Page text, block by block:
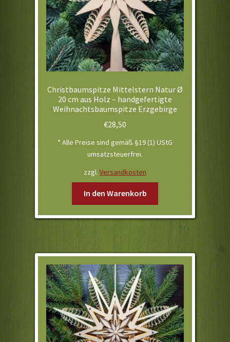
Über uns
Vertrag widerrufen
Warenkorb
Zahlung und Versand
Christbaumspitze Mittelstern Natur Ø
20 cm aus Holz – handgefertigte
Weihnachtsbaumspitze Erzgebirge
€28,50
* Alle Preise sind gemäß §19 (1) UStG
umsatzsteuerfrei.
zzgl. Versandkosten
In den Warenkorb